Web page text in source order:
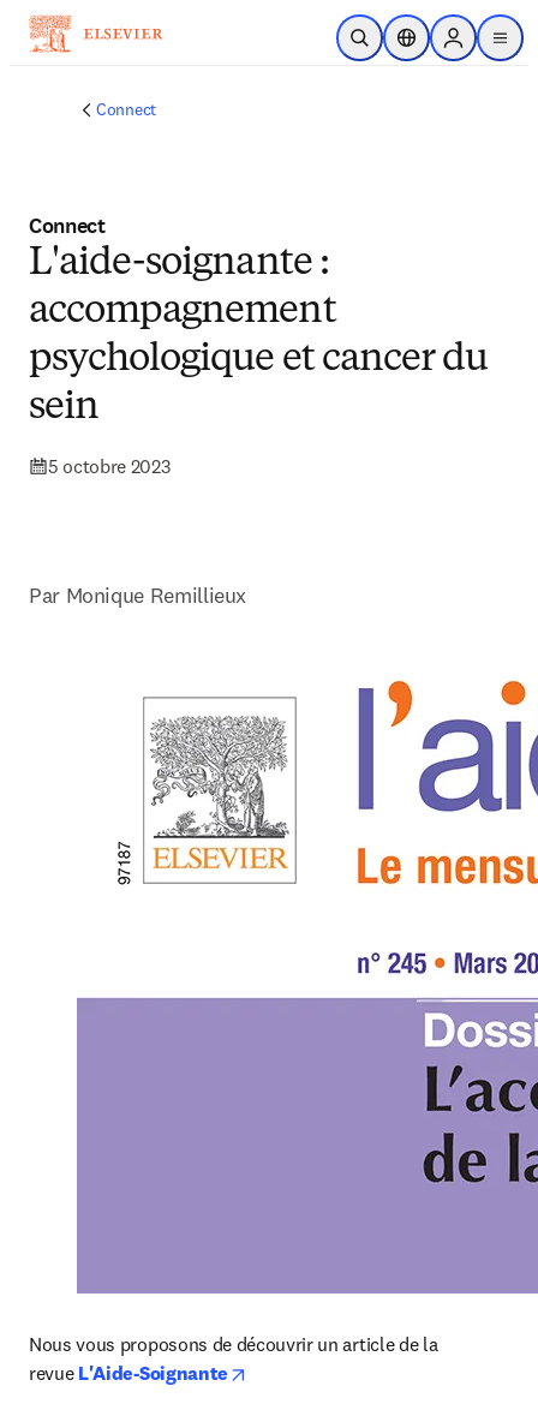
Passer au contenu principal
Ouvrir la recherche
Sélecteur de
Sign in to
menu
Connect
Connect
L'aide-soignante :
accompagnement
psychologique et cancer du
sein
5 octobre 2023
Par Monique Remillieux
Nous vous proposons de découvrir un article de la
revue L'Aide-Soignante